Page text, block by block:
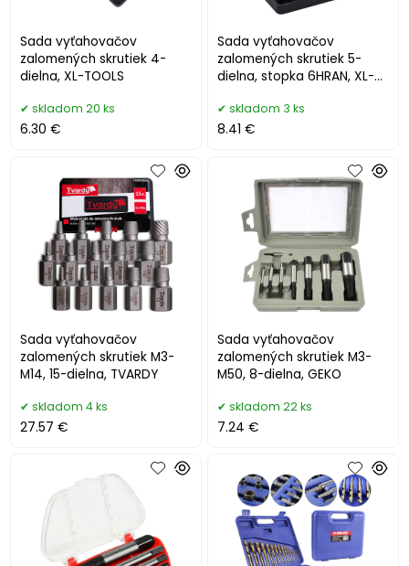
Sada vyťahovačov
zalomených skrutiek 4-
dielna, XL-TOOLS
skladom 20 ks
6.30 €
Sada vyťahovačov
zalomených skrutiek 5-
dielna, stopka 6HRAN, XL-
skladom 3 ks
8.41 €
Sada vyťahovačov
zalomených skrutiek M3-
M14, 15-dielna, TVARDY
skladom 4 ks
27.57 €
Sada vyťahovačov
zalomených skrutiek M3-
M50, 8-dielna, GEKO
skladom 22 ks
7.24 €